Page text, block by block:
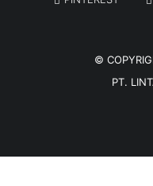
©
PT.